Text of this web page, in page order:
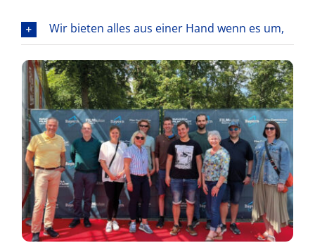
Wir bieten alles aus einer Hand wenn es um,